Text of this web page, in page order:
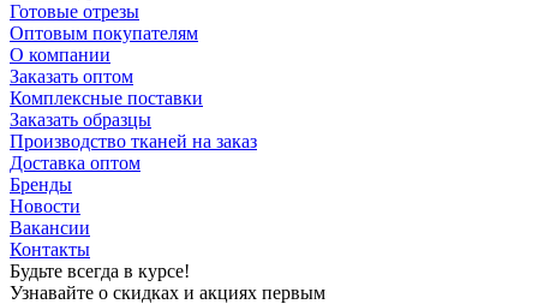
Готовые отрезы
Оптовым покупателям
О компании
Заказать оптом
Комплексные поставки
Заказать образцы
Производство тканей на заказ
Доставка оптом
Бренды
Новости
Вакансии
Контакты
Будьте всегда в курсе!
Узнавайте о скидках и акциях первым